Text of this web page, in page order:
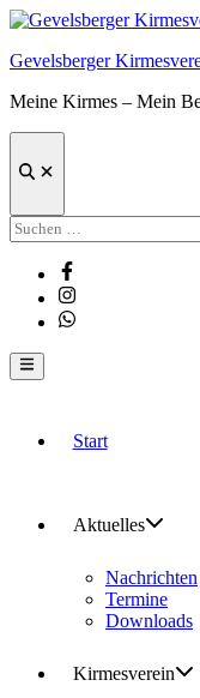
Zum
springen
Gevelsberger
Meine Kirmes – Mein
Suche
Suchen
nach:
Facebook
Instagram
Whatsapp
Hauptmenü
Start
Aktuelles
Nachrichten
Termine
Downloads
Kirmesverein